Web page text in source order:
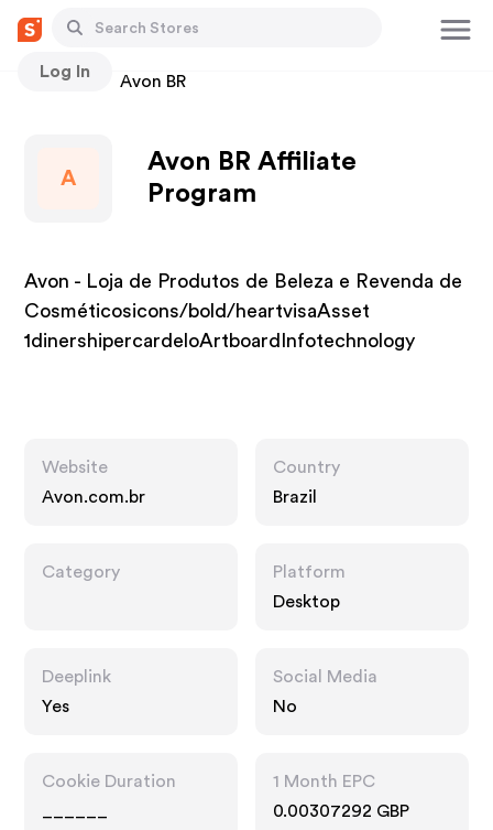
Log In
Stores Avon BR
A
Avon BR Affiliate
Program
Avon - Loja de Produtos de Beleza e Revenda de
Cosméticosicons/bold/heartvisaAsset
1dinershipercardeloArtboardInfotechnology
Website
Avon.com.br
Country
Brazil
Category
Platform
Desktop
Deeplink
Yes
Social Media
No
Cookie Duration
1 Month EPC
0.00307292 GBP